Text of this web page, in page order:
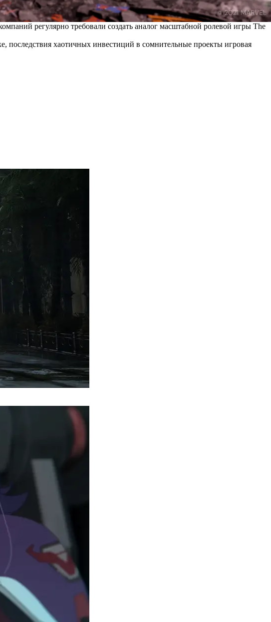
регулярно требовали создать аналог масштабной ролевой игры The
последствия хаотичных инвестиций в сомнительные проекты игровая